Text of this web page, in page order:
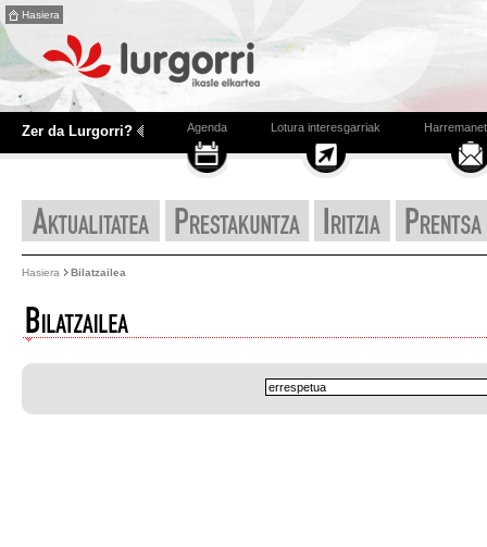
Hasiera
Zer da Lurgorri? Agenda Lotura interesgarriak
Hasiera Bilatzailea